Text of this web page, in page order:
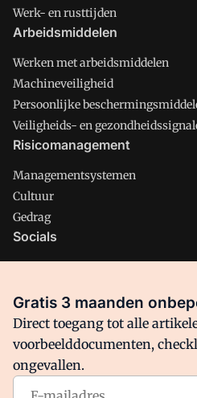
Werk- en rusttijden
Arbeidsmiddelen
Werken met arbeidsmiddelen
Machineveiligheid
Persoonlijke
Veiligheids- en
Risicomanagement
Managementsystemen
Cultuur
Gedrag
Socials
Facebook
Arbo is onderdeel van VMN
Gratis 3 maanden
Direct toegang tot alle
voorbeelddocumenten,
ongevallen.